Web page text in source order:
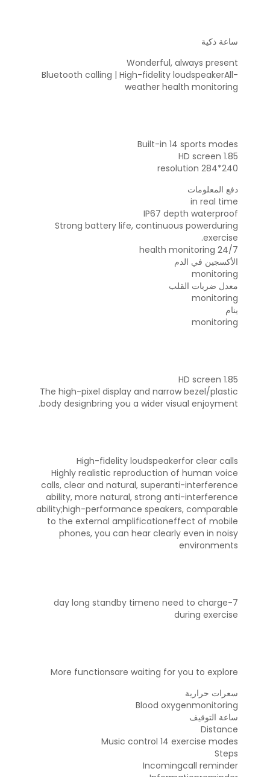
ساعة ذكية
Wonderful, always present
Bluetooth calling | High-fidelity loudspeakerAll-
weather health monitoring
Built-in 14 sports modes
1.85 HD screen
240*284 resolution
دفع المعلومات
in real time
IP67 depth waterproof
Strong battery life, continuous powerduring
exercise.
24/7 health monitoring
الأكسجين في الدم
monitoring
معدل ضربات القلب
monitoring
ينام
monitoring
1.85 HD screen
The high-pixel display and narrow bezel/plastic
body designbring you a wider visual enjoyment.
High-fidelity loudspeakerfor clear calls
Highly realistic reproduction of human voice
calls, clear and natural, superanti-interference
ability, more natural, strong anti-interference
ability;high-performance speakers, comparable
to the external amplificationeffect of mobile
phones, you can hear clearly even in noisy
environments
7-day long standby timeno need to charge
during exercise
More functionsare waiting for you to explore
سعرات حرارية
Blood oxygenmonitoring
ساعة التوقيف
Distance
Music control 14 exercise modes
Steps
Incomingcall reminder